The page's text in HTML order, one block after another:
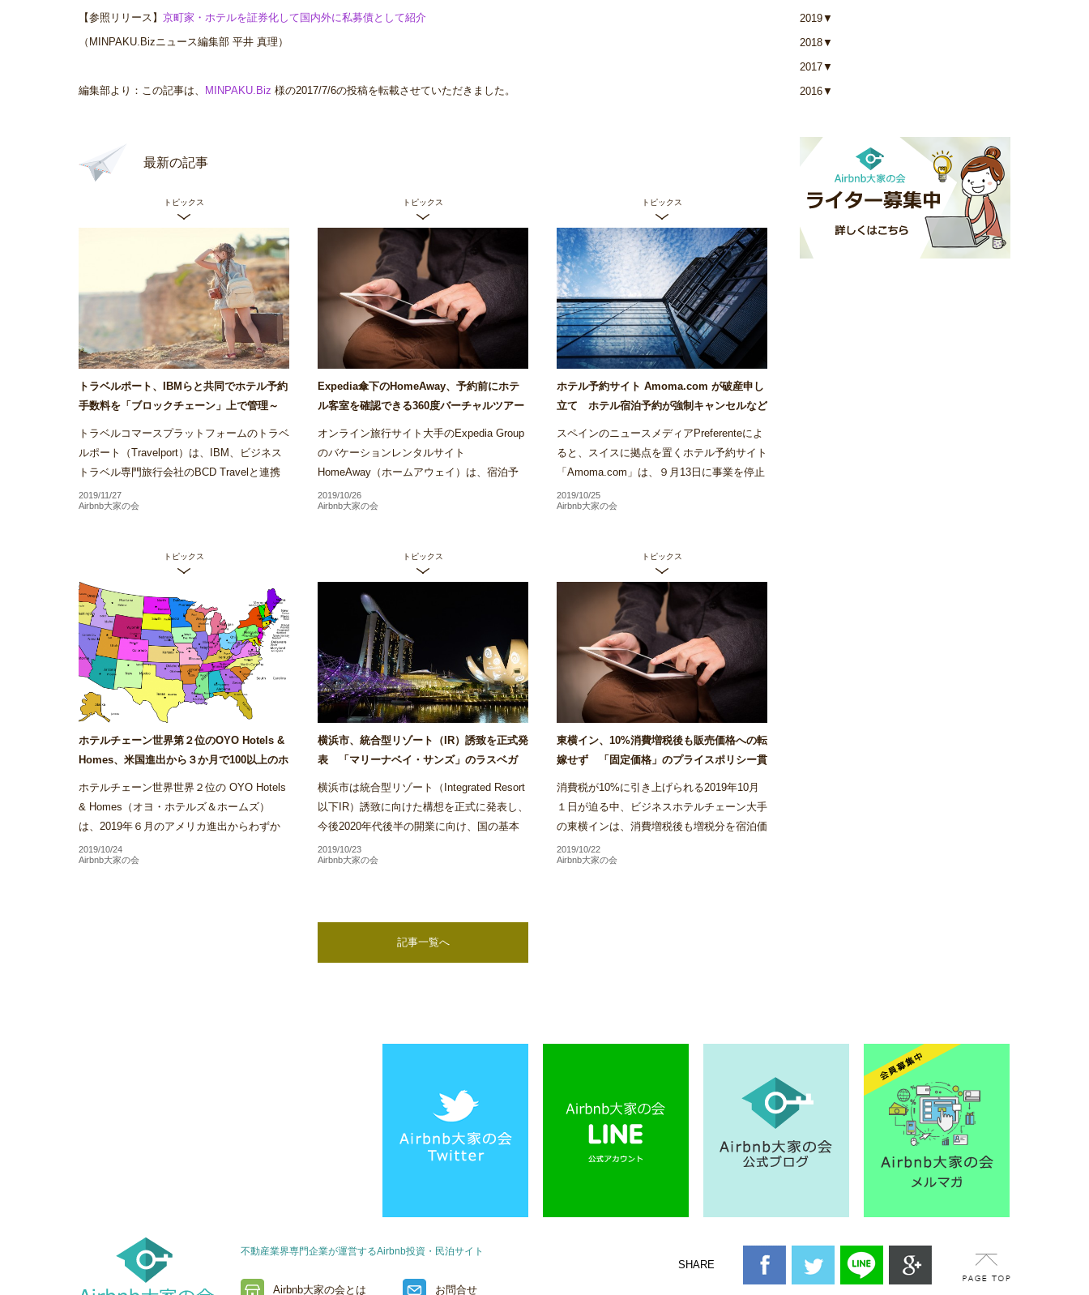
【参照リリース】 京町家・ホテルを証券化して国内外に私募債として紹介
（MINPAKU.Bizニュース編集部 平井 真理）
編集部より：この記事は、 MINPAKU.Biz 様の2017/7/6の投稿を転載させていただきました。
最新の記事
トピックス
トラベルポート、IBMらと共同でホテル予約
手数料を「ブロックチェーン」上で管理～
トラベルコマースプラットフォームのトラベ
ルポート（Travelport）は、IBM、ビジネス
トラベル専門旅行会社のBCD Travelと連携
し、ブロックチェーンを活用したホテル予約
手数料の管理プラット...
2019/11/27
Airbnb大家の会
トピックス
Expedia傘下のHomeAway、予約前にホテ
ル客室を確認できる360度バーチャルツアー
の運用をバリでローンチ～Airstair
オンライン旅行サイト大手のExpedia Group
のバケーションレンタルサイト
HomeAway（ホームアウェイ）は、宿泊予
約を行う前にホテル客室内を360度確認でき
るバーチャルツアーの運用をバリでス...
2019/10/26
Airbnb大家の会
トピックス
ホテル予約サイト Amoma.com が破産申し
立て ホテル宿泊予約が強制キャンセルなど
スペインのニュースメディアPreferenteによ
ると、スイスに拠点を置くホテル予約サイト
「Amoma.com」は、９月13日に事業を停止
し破産申し立てを行ったことがわかった。
Amomaは、2013年に創業...
2019/10/25
Airbnb大家の会
トピックス
ホテルチェーン世界第２位のOYO Hotels &
Homes、米国進出から３か月で100以上のホ
テルを展開～Airstair
ホテルチェーン世界世界２位の OYO Hotels
& Homes（オヨ・ホテルズ＆ホームズ）
は、2019年６月のアメリカ進出からわずか
３か月で同社が展開するホテル施設数がアメ
リカ国内だけで100を...
2019/10/24
Airbnb大家の会
トピックス
横浜市、統合型リゾート（IR）誘致を正式発
表 「マリーナベイ・サンズ」のラスベガ
ス・サンズも参入意欲～Airstair
横浜市は統合型リゾート（Integrated Resort
以下IR）誘致に向けた構想を正式に発表し、
今後2020年代後半の開業に向け、国の基本
方針を受けた実施方針の策定やIR事業者決定
といった本格的な検...
2019/10/23
Airbnb大家の会
トピックス
東横イン、10%消費増税後も販売価格への転
嫁せず 「固定価格」のプライスポリシー貫
く方針～Airstair
消費税が10%に引き上げられる2019年10月
１日が迫る中、ビジネスホテルチェーン大手
の東横インは、消費増税後も増税分を宿泊価
格に上乗せする目的での料金改定は実施しな
い方針であることを明...
2019/10/22
Airbnb大家の会
記事一覧へ
2019▼
2018▼
2017▼
2016▼
不動産業界専門企業が運営するAirbnb投資・民泊サイト
Airbnb大家の会とは お問合せ
SHARE